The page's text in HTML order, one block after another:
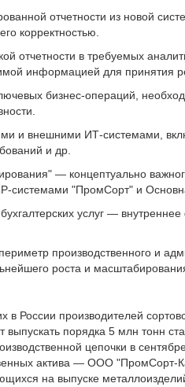
отчетности из новой
корректностью.
отчетности в требуемых
информацией для принятия
бизнес-операций,
и внешними ИТ-системами,
и др.
— концептуально
системами "ПромСорт" и
услуг —
производственного и
роста и
России производителей
порядка 5 млн тонн
цепочки в
актива — ООО "ПромСорт-
на выпуске